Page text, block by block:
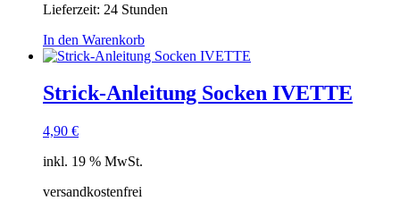
Lieferzeit: 24 Stunden
In den Warenkorb
Strick-Anleitung Socken IVETTE
4,90 €
inkl. 19 % MwSt.
versandkostenfrei